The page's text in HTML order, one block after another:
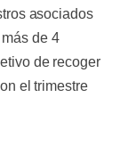
asociados
de 4
de recoger
el trimestre